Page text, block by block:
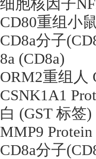
细胞核因子
CD80重组小
CD8a分子
8a (CD8a)
ORM2重组人
CSNK1A1
白 (GST 标签)
MMP9 Protein
CD8a分子